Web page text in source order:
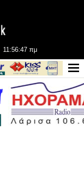
11:56:48 πμ